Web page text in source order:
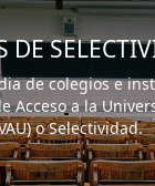
DE
de colegios e
Acceso a la
o Selectividad.